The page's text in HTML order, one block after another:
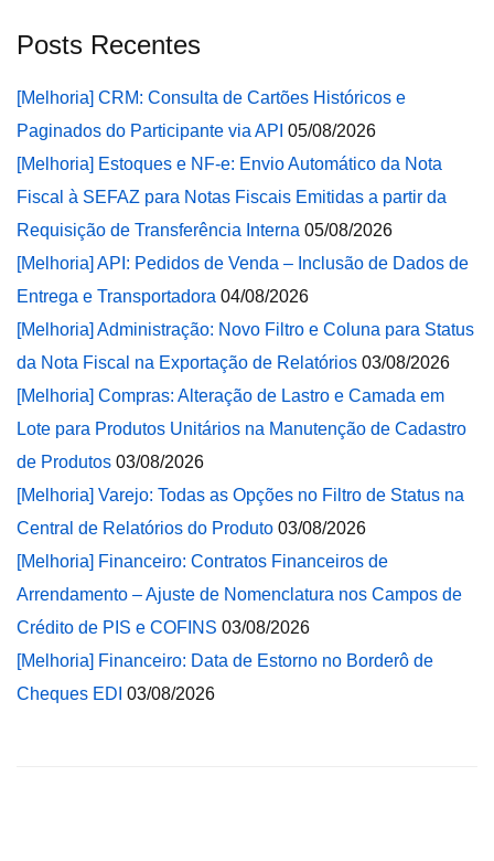
Posts Recentes
[Melhoria] CRM: Consulta de Cartões Históricos e
Paginados do Participante via API 05/08/2026
[Melhoria] Estoques e NF-e: Envio Automático da Nota
Fiscal à SEFAZ para Notas Fiscais Emitidas a partir da
Requisição de Transferência Interna 05/08/2026
[Melhoria] API: Pedidos de Venda – Inclusão de Dados de
Entrega e Transportadora 04/08/2026
[Melhoria] Administração: Novo Filtro e Coluna para Status
da Nota Fiscal na Exportação de Relatórios 03/08/2026
[Melhoria] Compras: Alteração de Lastro e Camada em
Lote para Produtos Unitários na Manutenção de Cadastro
de Produtos 03/08/2026
[Melhoria] Varejo: Todas as Opções no Filtro de Status na
Central de Relatórios do Produto 03/08/2026
[Melhoria] Financeiro: Contratos Financeiros de
Arrendamento – Ajuste de Nomenclatura nos Campos de
Crédito de PIS e COFINS 03/08/2026
[Melhoria] Financeiro: Data de Estorno no Borderô de
Cheques EDI 03/08/2026